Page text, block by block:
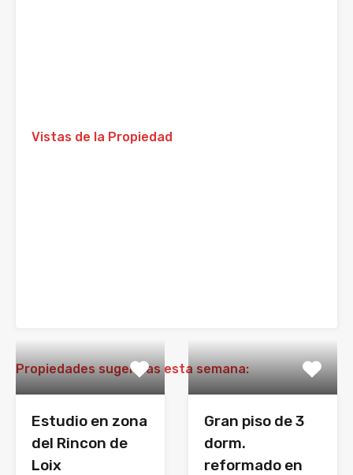
Vistas de la Propiedad
Propiedades sugeridas esta semana:
Estudio en zona
del Rincon de
Loix
Gran piso de 3
dorm.
reformado en